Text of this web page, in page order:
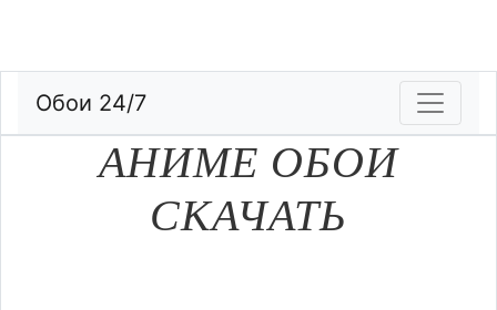
Обои 24/7
АНИМЕ ОБОИ
СКАЧАТЬ